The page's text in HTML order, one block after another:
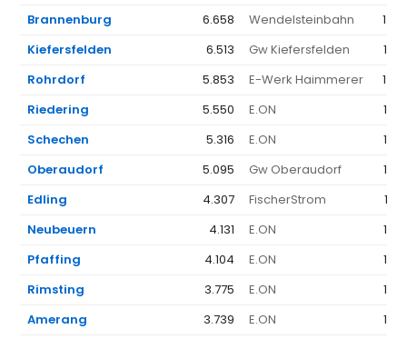
Brannenburg
6.658 Wendelsteinbahn
Kiefersfelden
6.513 Gw Kiefersfelden
Rohrdorf
5.853 E-Werk Haimmerer
Riedering
5.550 E.ON
Schechen
5.316 E.ON
Oberaudorf
5.095 Gw Oberaudorf
Edling
4.307 FischerStrom
Neubeuern
4.131 E.ON
Pfaffing
4.104 E.ON
Rimsting
3.775 E.ON
Amerang
3.739 E.ON